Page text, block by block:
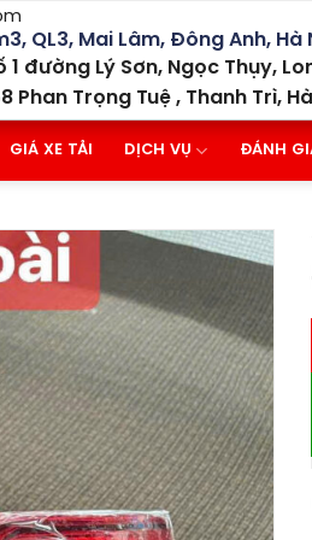
QL3, Mai Lâm, Đông Anh, Hà
1 đường Lý Sơn, Ngọc Thụy,
Phan Trọng Tuệ , Thanh Trì,
GIÁ XE TẢI DỊCH VỤ ĐÁNH